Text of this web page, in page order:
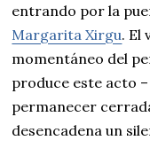
entrando por la
Margarita Xirgu. El
momentáneo del
produce este acto
permanecer
desencadena un